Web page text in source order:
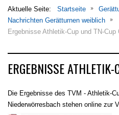
Aktuelle Seite: Startseite
Nachrichten Gerätturnen weiblich
Ergebnisse Athletik-Cup und TN-Cup
ERGEBNISSE
Die Ergebnisse des TVM - Athletik-
Niederwörresbach stehen online zur